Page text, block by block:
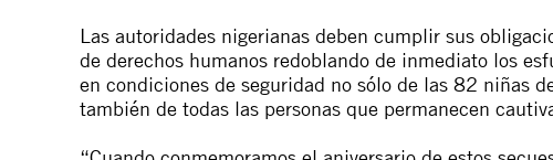
Las autoridades nigerianas deben cumplir sus
de derechos humanos redoblando de inmediato los
en condiciones de seguridad no sólo de las 82 niñas
también de todas las personas que permanecen